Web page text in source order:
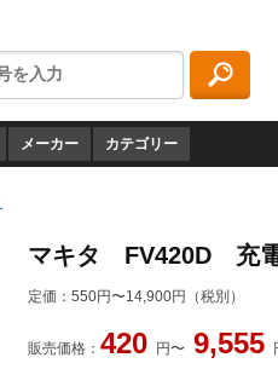
メーカー カテゴリー
マキタ FV420D 充電
定価： 550円〜14,900円（税別）
販売価格： 420 円〜 9,555